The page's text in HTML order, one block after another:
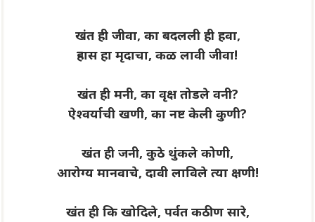
खंत ही जीवा, का बदलली ही हवा,
ऱ्हास हा मृदाचा, कळ लावी जीवा!
खंत ही मनी, का वृक्ष तोडले वनी?
ऐश्वर्याची खणी, का नष्ट केली कुणी?
खंत ही जनी, कुठे थुंकले कोणी,
आरोग्य मानवाचे, दावी लाविले त्या क्षणी!
खंत ही कि खोदिले, पर्वत कठीण सारे,